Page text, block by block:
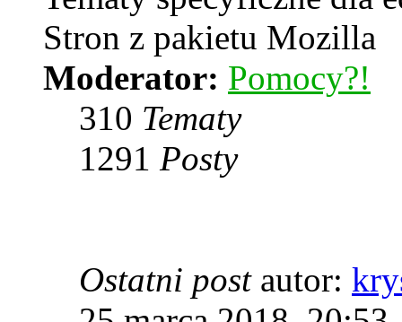
Stron z pakietu Mozilla
Moderator: Pomocy?!
310 Tematy
1291 Posty
Ostatni postautor: